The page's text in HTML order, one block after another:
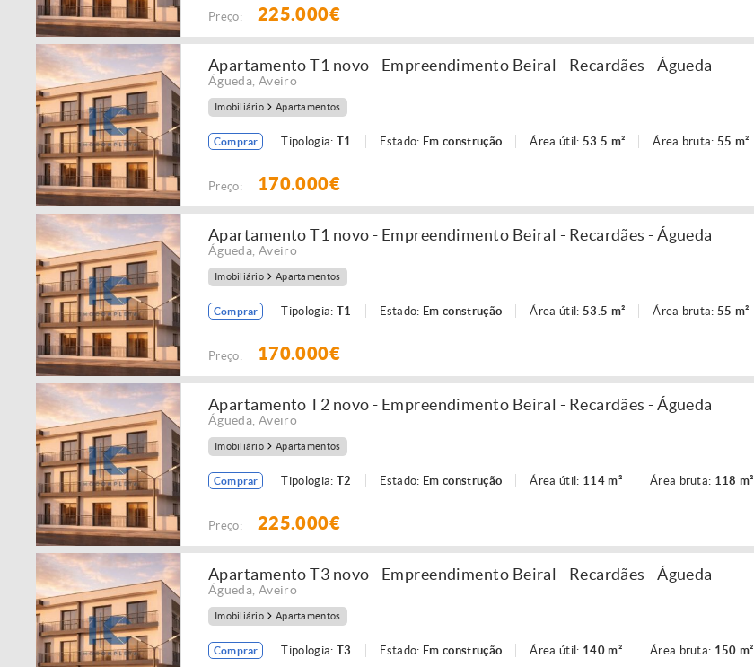
Preço: 225.000€
Apartamento T1 novo - Empreendimento Beiral - Recardães - Águeda
Águeda Aveiro
Imobiliário Apartamentos
Comprar Tipologia: T1 Estado: Em construção Área útil: 53.5 m² Área bruta:55 m²
Preço: 170.000€
Apartamento T1 novo - Empreendimento Beiral - Recardães - Águeda
Águeda Aveiro
Imobiliário Apartamentos
Comprar Tipologia: T1 Estado: Em construção Área útil: 53.5 m² Área bruta:55 m²
Preço: 170.000€
Apartamento T2 novo - Empreendimento Beiral - Recardães - Águeda
Águeda Aveiro
Imobiliário Apartamentos
Comprar Tipologia: T2 Estado: Em construção Área útil: 114 m² Área bruta: 118 m²
Preço: 225.000€
Apartamento T3 novo - Empreendimento Beiral - Recardães - Águeda
Águeda Aveiro
Imobiliário Apartamentos
Comprar Tipologia: T3 Estado: Em construção Área útil: 140 m² Área bruta: 150 m²